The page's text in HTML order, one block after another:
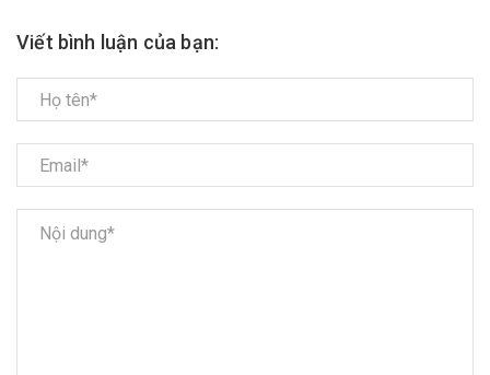
Viết bình luận của bạn: